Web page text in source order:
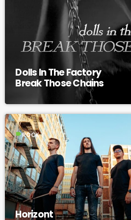
Dolls In The Factory
Break Those Chains
labelROCK
Horizont